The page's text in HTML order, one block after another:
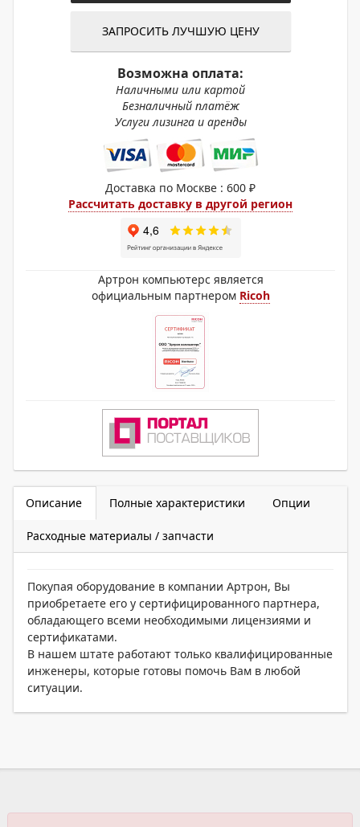
ЗАПРОСИТЬ ЛУЧШУЮ ЦЕНУ
Возможна оплата:
Наличными или картой
Безналичный платёж
Услуги лизинга и аренды
Доставка по Москве : 600 ₽
Рассчитать доставку в другой регион
Артрон компьютерс является
официальным партнером Ricoh
Описание Полные характеристики Опции
Расходные материалы / запчасти
Покупая оборудование в компании Артрон, Вы
приобретаете его у сертифицированного партнера,
обладающего всеми необходимыми лицензиями и
сертификатами.
В нашем штате работают только квалифицированные
инженеры, которые готовы помочь Вам в любой
ситуации.